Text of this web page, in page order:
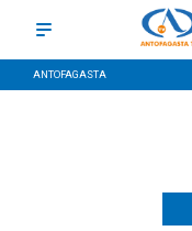
ANTOFAGASTA